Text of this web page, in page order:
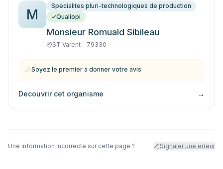
M
Specialites pluri-technologiques de production
Qualiopi
Monsieur Romuald Sibileau
ST Varent - 79330
Soyez le premier a donner votre avis
Decouvrir cet organisme →
Une information incorrecte sur cette page ? Signaler une erreur